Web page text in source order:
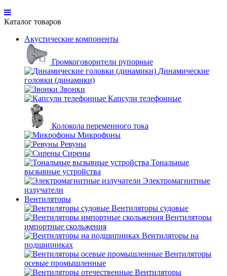
Каталог товаров
Акустические компоненты
Громкоговорители рупорные
Динамические
головки (динамики)
Звонки
Капсули телефонные
Колокола переменного тока
Микрофоны
Ревуны
Сирены
Тональные
вызывные устройства
Электромагнитные
излучатели
Вентиляторы
Вентиляторы судовые
Вентиляторы
импортные скольжения
Вентиляторы на
подшипниках
Вентиляторы
осевые промышленные
Вентиляторы